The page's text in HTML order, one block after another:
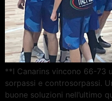
**I Canarins vincono 66-73
sorpassi e controsorpassi.
buone soluzioni nell’ultimo